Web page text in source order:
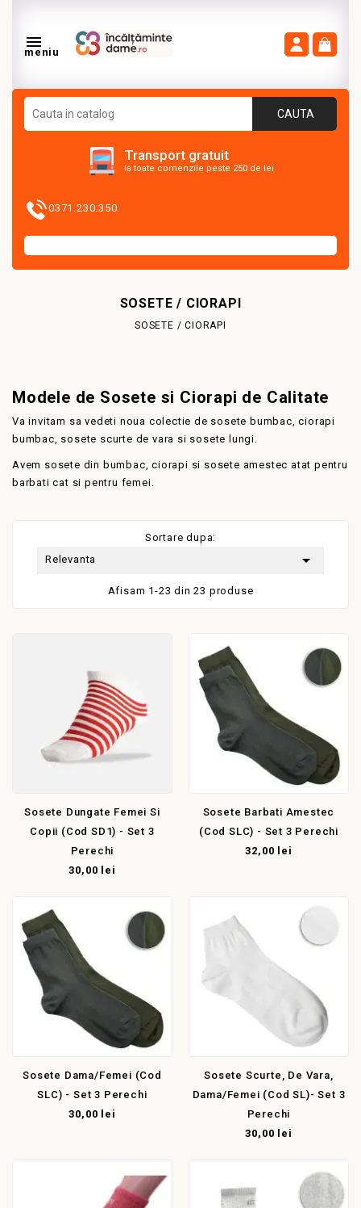

meniu
CAUTA
Transport gratuit
la toate comenzile peste 250 de lei
0371.230.350
SOSETE / CIORAPI
SOSETE / CIORAPI
Modele de Sosete si Ciorapi de Calitate
Va invitam sa vedeti noua colectie de sosete bumbac, ciorapi
bumbac, sosete scurte de vara si sosete lungi.
Avem sosete din bumbac, ciorapi si sosete amestec atat pentru
barbati cat si pentru femei.
Sortare dupa:
Relevanta

Afisam 1-23 din 23 produse
Sosete Dungate Femei Si
Copii (cod SD1) - Set 3
Perechi
30,00 lei
Sosete Barbati Amestec
(cod SLC) - Set 3 Perechi
32,00 lei
Sosete Dama/femei (cod
SLC) - Set 3 Perechi
30,00 lei
Sosete Scurte, De Vara,
Dama/femei (cod SL)- Set 3
Perechi
30,00 lei